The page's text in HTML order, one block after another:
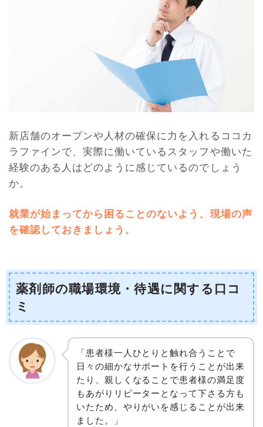
新店舗のオープンや人材の確保に力を入れるココカ
ラファインで、実際に働いているスタッフや働いた
経験のある人はどのように感じているのでしょう
か。
就業が始まってから困ることのないよう、現場の声
を確認しておきましょう 。
薬剤師の職場環境・待遇に関する口コ
ミ
「患者様一人ひとりと触れ合うことで
日々の細かなサポートを行うことが出来
たり、親しくなることで患者様の満足度
もあがりリピーターとなって下さる方も
いたため、やりがいを感じることが出来
ました。」